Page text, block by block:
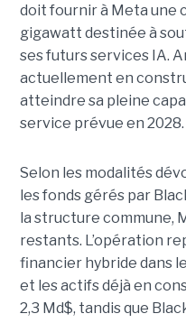
doit fournir à Meta une
gigawatt destinée à
ses futurs services IA.
actuellement en
atteindre sa pleine
service prévue en 2028.
Selon les modalités
les fonds gérés par
la structure commune,
restants. L’opération
financier hybride dans
et les actifs déjà en
2,3 Md$, tandis que